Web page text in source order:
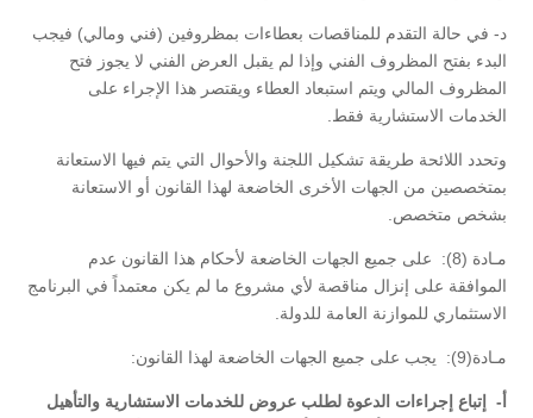
د- في حالة التقدم للمناقصات بعطاءات بمظروفين (فني ومالي) فيجب
البدء بفتح المظروف الفني وإذا لم يقبل العرض الفني لا يجوز فتح
المظروف المالي ويتم استبعاد العطاء ويقتصر هذا الإجراء على
الخدمات الاستشارية فقط.
وتحدد اللائحة طريقة تشكيل اللجنة والأحوال التي يتم فيها الاستعانة
بمتخصصين من الجهات الأخرى الخاضعة لهذا القانون أو الاستعانة
بشخص متخصص.
مـادة (8): على جميع الجهات الخاضعة لأحكام هذا القانون عدم
الموافقة على إنزال مناقصة لأي مشروع ما لم يكن معتمداً في البرنامج
الاستثماري للموازنة العامة للدولة.
مـادة(9): يجب على جميع الجهات الخاضعة لهذا القانون:
‌أ- إتباع إجراءات الدعوة لطلب عروض للخدمات الاستشارية والتأهيل